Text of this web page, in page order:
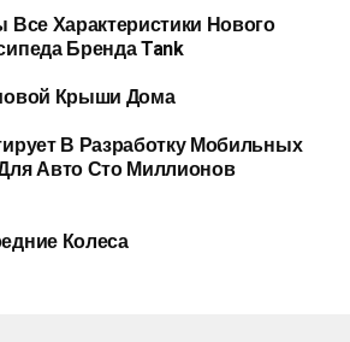
Все Характеристики Нового
Бренда Tank
Крыши Дома
В Разработку Мобильных
Авто Сто Миллионов
Колеса